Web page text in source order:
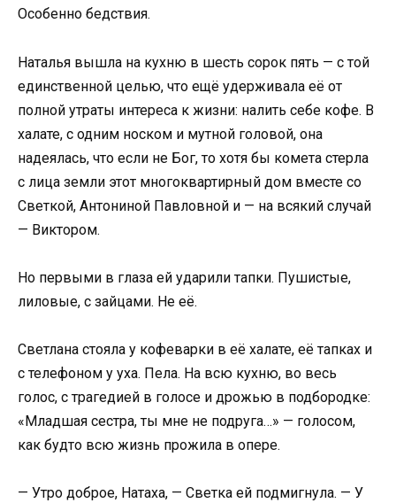
Особенно бедствия.
Наталья вышла на кухню в шесть сорок пять — с той
единственной целью, что ещё удерживала её от
полной утраты интереса к жизни: налить себе кофе. В
халате, с одним носком и мутной головой, она
надеялась, что если не Бог, то хотя бы комета стерла
с лица земли этот многоквартирный дом вместе со
Светкой, Антониной Павловной и — на всякий случай
— Виктором.
Но первыми в глаза ей ударили тапки. Пушистые,
лиловые, с зайцами. Не её.
Светлана стояла у кофеварки в её халате, её тапках и
с телефоном у уха. Пела. На всю кухню, во весь
голос, с трагедией в голосе и дрожью в подбородке:
«Младшая сестра, ты мне не подруга…» — голосом,
как будто всю жизнь прожила в опере.
— Утро доброе, Натаха, — Светка ей подмигнула. — У